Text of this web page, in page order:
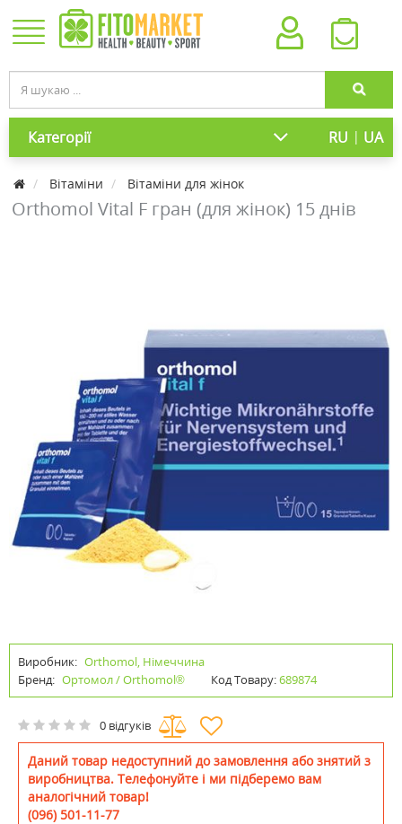
Категорії RU | UA
Вітаміни Вітаміни для жінок
Orthomol Vital F гран (для жінок) 15 днів
Виробник: Orthomol, Німеччина
Бренд: Ортомол / Orthomol® Код Товару:689874
0 відгуків
Даний товар недоступний до замовлення або знятий з
виробництва. Телефонуйте і ми підберемо вам
аналогічний товар!
(096) 501-11-77